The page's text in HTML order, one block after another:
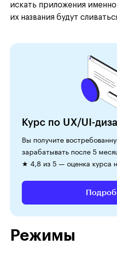
искать приложения
их названия будут
Курс по UX/UI-
Вы получите
зарабатывать после 5
★ 4,8 из 5 — оценка курса
Режимы